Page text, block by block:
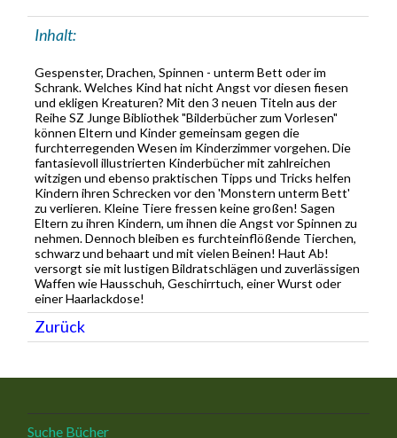
Inhalt:
Gespenster, Drachen, Spinnen - unterm Bett oder im
Schrank. Welches Kind hat nicht Angst vor diesen fiesen
und ekligen Kreaturen? Mit den 3 neuen Titeln aus der
Reihe SZ Junge Bibliothek "Bilderbücher zum Vorlesen"
können Eltern und Kinder gemeinsam gegen die
furchterregenden Wesen im Kinderzimmer vorgehen. Die
fantasievoll illustrierten Kinderbücher mit zahlreichen
witzigen und ebenso praktischen Tipps und Tricks helfen
Kindern ihren Schrecken vor den 'Monstern unterm Bett'
zu verlieren. Kleine Tiere fressen keine großen! Sagen
Eltern zu ihren Kindern, um ihnen die Angst vor Spinnen zu
nehmen. Dennoch bleiben es furchteinflößende Tierchen,
schwarz und behaart und mit vielen Beinen! Haut Ab!
versorgt sie mit lustigen Bildratschlägen und zuverlässigen
Waffen wie Hausschuh, Geschirrtuch, einer Wurst oder
einer Haarlackdose!
Zurück
Suche Bücher